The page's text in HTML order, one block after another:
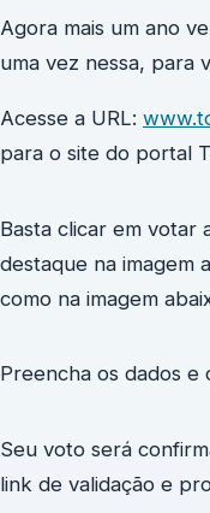
Agora mais um ano
uma vez nessa, para
Acesse a URL:
para o site do portal
Basta clicar em votar
destaque na imagem
como na imagem
Preencha os dados e
Seu voto será
link de validação e